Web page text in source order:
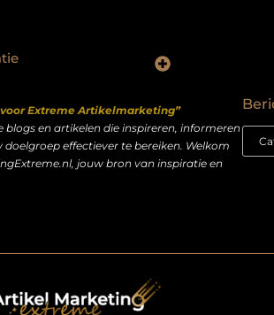
Extreme Artikelmarketing”
blogs en artikelen die inspireren, informeren
doelgroep effectiever te bereiken. Welkom
jouw bron van inspiratie en